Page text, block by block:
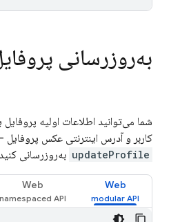
به‌روزرسانی
شما می‌توانید اطلاعات اولیه
کاربر و آدرس اینترنتی عکس پروفایل -
updateProfile به‌روزرسانی
Web
Web